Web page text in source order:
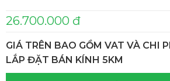
26.700.000 đ
GIÁ TRÊN BAO GỒM VAT VÀ CHI
LẮP ĐẶT BÁN KÍNH 5KM